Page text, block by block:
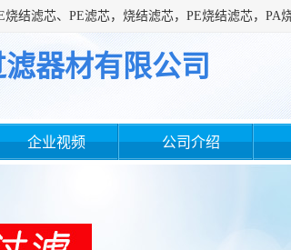
器材有限公司
企业视频 公司介绍